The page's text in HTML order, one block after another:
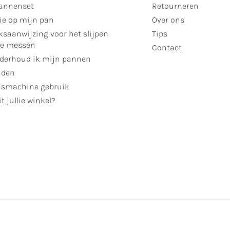
op mijn pan
voor het slijpen
messen
ik mijn pannen
gebruik
jullie winkel?
Retourneren
Over ons
Tips
Contact